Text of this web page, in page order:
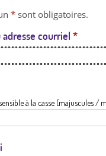
l
e
* sont obligatoires.
courriel *
à la casse (majuscules /